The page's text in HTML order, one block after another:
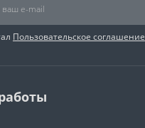
Пользовательское соглашение